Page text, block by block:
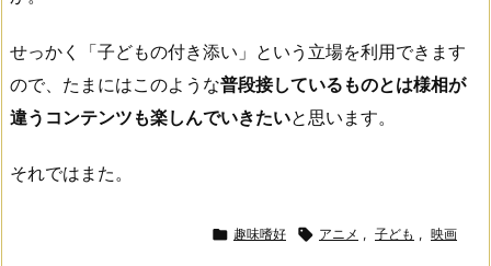
せっかく「子どもの付き添い」という立場を利用できます
ので、たまにはこのような普段接しているものとは様相が
違うコンテンツも楽しんでいきたいと思います。
それではまた。
 趣味嗜好  アニメ , 子ども , 映画